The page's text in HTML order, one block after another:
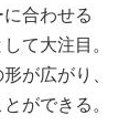
合わせる
て大注目。
が広がり、
ができる。